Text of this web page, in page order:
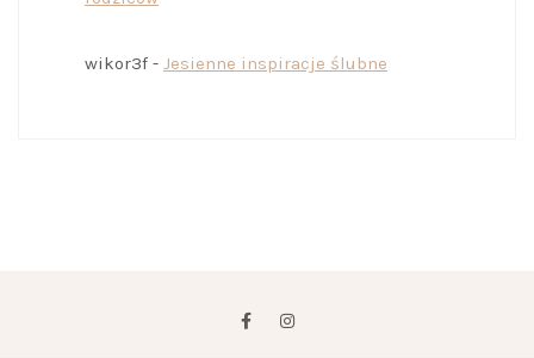
wikor3f - Jesienne inspiracje ślubne